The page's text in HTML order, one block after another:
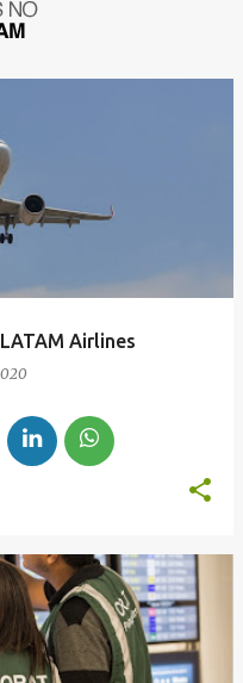
Airlines